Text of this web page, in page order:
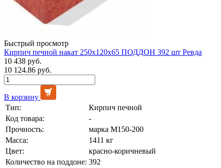
Быстрый просмотр
Кирпич печной накат 250x120x65 ПОДДОН 392 шт Ревда
10 438 руб.
10 124.86 руб.
В корзину
Тип:
Кирпич печной
Код товара:
-
Прочность:
марка М150-200
Масса:
1411 кг
Цвет:
красно-коричневый
Количество на поддоне: 392